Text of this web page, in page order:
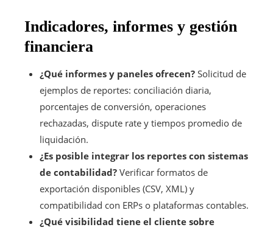
Indicadores, informes y gestión
financiera
¿Qué informes y paneles ofrecen? Solicitud de
ejemplos de reportes: conciliación diaria,
porcentajes de conversión, operaciones
rechazadas, dispute rate y tiempos promedio de
liquidación.
¿Es posible integrar los reportes con sistemas
de contabilidad? Verificar formatos de
exportación disponibles (CSV, XML) y
compatibilidad con ERPs o plataformas contables.
¿Qué visibilidad tiene el cliente sobre